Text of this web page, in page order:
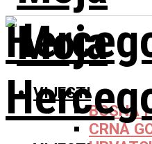
VIJESTI
BOSNA I
CRNA